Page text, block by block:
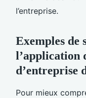
l’entreprise.
Exemples de
l’application
d’entreprise
Pour mieux